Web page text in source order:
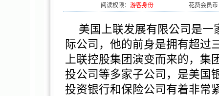
阅读权限： 游客身份 花费会员
美国上联发展有限公司是一
际公司，他的前身是拥有超过
上联控股集团演变而来的，集
投公司等多家子公司，是美国
投资银行和保险公司有着非常